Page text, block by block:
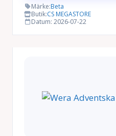
Märke:Beta
Butik:CS MEGASTORE
Datum: 2026-07-22